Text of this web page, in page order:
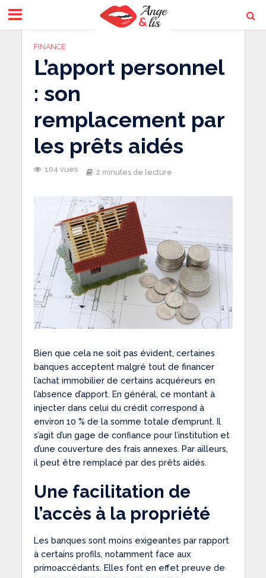
FINANCE
L’apport personnel
: son
remplacement par
les prêts aidés
104 vues 2 minutes de lecture
Bien que cela ne soit pas évident, certaines
banques acceptent malgré tout de financer
l’achat immobilier de certains acquéreurs en
l’absence d’apport. En général, ce montant à
injecter dans celui du crédit correspond à
environ 10 % de la somme totale d’emprunt. Il
s’agit d’un gage de confiance pour l’institution et
d’une couverture des frais annexes. Par ailleurs,
il peut être remplacé par des prêts aidés.
Une facilitation de
l’accès à la propriété
Les banques sont moins exigeantes par rapport
à certains profils, notamment face aux
primoaccédants. Elles font en effet preuve de